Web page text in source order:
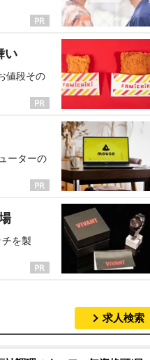
い
値段その
ーターの
を製
求人検索